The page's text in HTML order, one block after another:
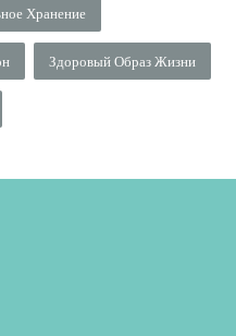
Хранение
Здоровый Образ Жизни